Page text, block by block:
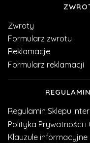
Linki w stopce
Zwroty
Formularz zwrotu
Reklamacje
Formularz reklamacji
Regulamin Sklepu
Polityka Prywatności i
Klauzule informacyjne